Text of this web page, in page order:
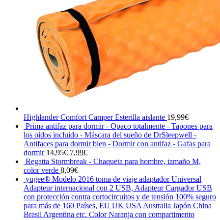
Highlander Comfort Camper Esterilla aislante 19,99€
Prima antifaz para dormir - Opaco totalmente - Tapones para
los oídos incluido - Máscara del sueño de DrSleepwell -
Antifaces para dormir bien - Dormir con antifaz - Gafas para
dormir 14,95€ El
precio
original
era:
14,95€.
7,99€El
precio
es:
7,99€.
Regatta Stormbreak - Chaqueta para hombre, tamaño M,
color verde 8,09€
yugee® Modelo 2016 toma de viaje adaptador Universal
Adapteur internacional con 2 USB, Adapteur Cargador USB
con protección contra cortocircuitos y de tensión 100% seguro
para más de 160 Países, EU UK USA Australia Japón China
Brasil Argentina etc. Color Naranja con compartimento